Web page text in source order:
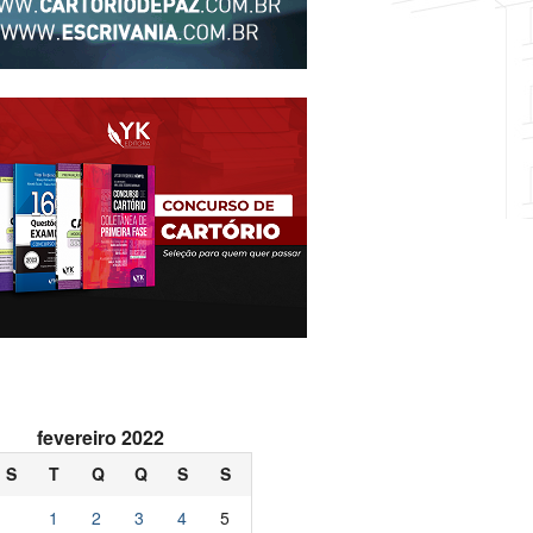
fevereiro 2022
S T Q Q S
S
1
2 3 4 5